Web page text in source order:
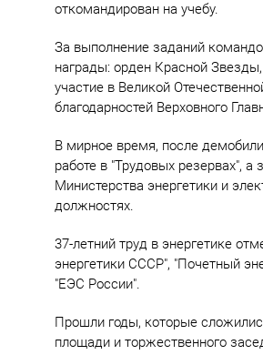
откомандирован на учебу.
За выполнение заданий
награды: орден Красной
участие в Великой
благодарностей Верховного
В мирное время, после
работе в "Трудовых резервах", а
Министерства энергетики и
должностях.
37-летний труд в энергетике
энергетики СССР", "Почетный
"ЕЭС России".
Прошли годы, которые
площади и торжественного